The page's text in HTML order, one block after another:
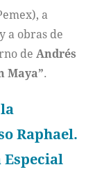
a
a obras de
de Andrés
Maya”.
Raphael.